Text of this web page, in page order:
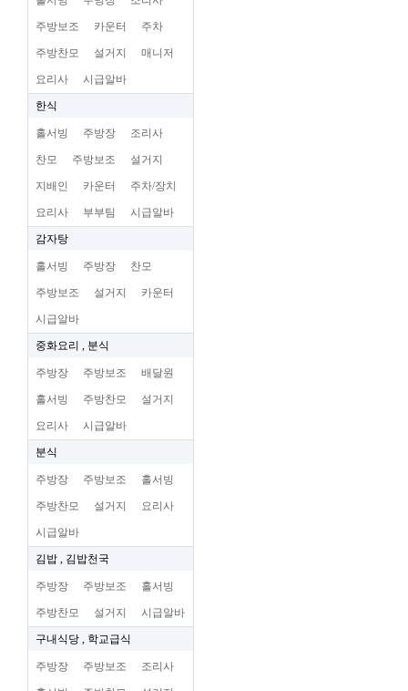
주방보조 카운터 주차
주방찬모 설거지 매니저
요리사 시급알바
한식
홀서빙 주방장 조리사
찬모 주방보조 설거지
지배인 카운터 주차/장치
요리사 부부팀 시급알바
감자탕
홀서빙 주방장 찬모
주방보조 설거지 카운터
시급알바
중화요리 , 분식
주방장 주방보조 배달원
홀서빙 주방찬모 설거지
요리사 시급알바
분식
주방장 주방보조 홀서빙
주방찬모 설거지 요리사
시급알바
김밥 , 김밥천국
주방장 주방보조 홀서빙
주방찬모 설거지 시급알바
구내식당 , 학교급식
주방장 주방보조 조리사